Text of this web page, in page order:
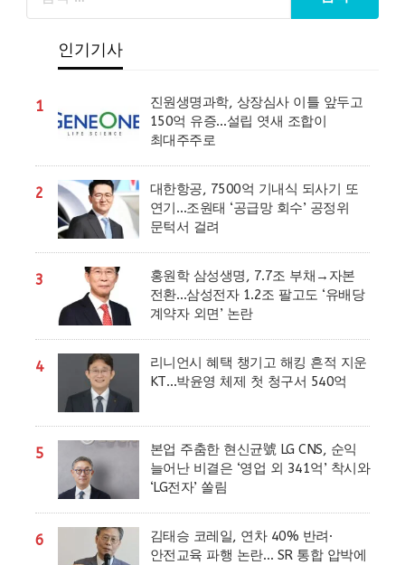
인기기사
1
진원생명과학, 상장심사 이틀 앞두고
150억 유증…설립 엿새 조합이
최대주주로
2
대한항공, 7500억 기내식 되사기 또
연기…조원태 ‘공급망 회수’ 공정위
문턱서 걸려
3
홍원학 삼성생명, 7.7조 부채→자본
전환…삼성전자 1.2조 팔고도 ‘유배당
계약자 외면’ 논란
4
리니언시 혜택 챙기고 해킹 흔적 지운
KT…박윤영 체제 첫 청구서 540억
5
본업 주춤한 현신균號 LG CNS, 순익
늘어난 비결은 ‘영업 외 341억’ 착시와
‘LG전자’ 쏠림
6
김태승 코레일, 연차 40% 반려·
안전교육 파행 논란… SR 통합 압박에